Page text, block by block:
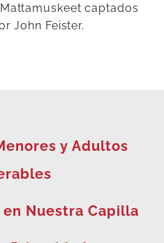
captados
John Feister.
y Adultos
Nuestra Capilla